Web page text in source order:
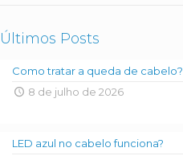
Últimos Posts
Como tratar a queda de cabelo?
8 de julho de 2026
LED azul no cabelo funciona?